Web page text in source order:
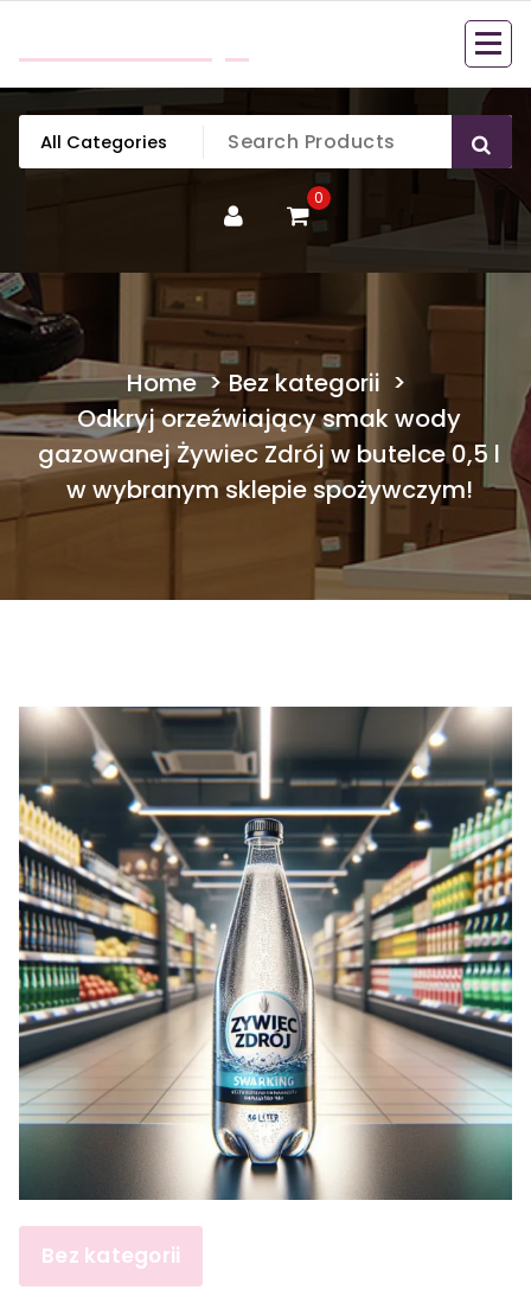
content
0
Home> Bez kategorii >
Odkryj orzeźwiający smak wody
gazowanej Żywiec Zdrój w butelce 0,5 l
w wybranym sklepie spożywczym!
Bez kategorii